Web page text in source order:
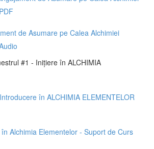
de Asumare pe Calea Alchimiei
#1 - Inițiere în ALCHIMIA
în ALCHIMIA ELEMENTELOR
Alchimia Elementelor - Suport de Curs